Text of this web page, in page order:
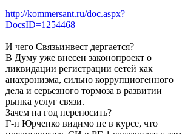
http://kommersant.ru/doc.aspx?
DocsID=1254468
И чего Связьинвест дергается?
В Думу уже внесен законопроект о
ликвидации регистрации сетей как
анахронизма, сильно коррупциогенного
дела и серьезного тормоза в развитии
рынка услуг связи.
Зачем на год переносить?
Г-н Юрченко видимо не в курсе, что